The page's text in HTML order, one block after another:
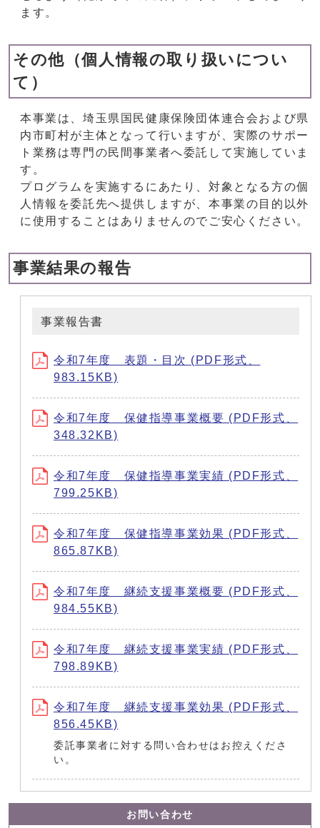
ます。
その他（個人情報の取り扱いについ
て）
本事業は、埼玉県国民健康保険団体連合会および県
内市町村が主体となって行いますが、実際のサポー
ト業務は専門の民間事業者へ委託して実施していま
す。
プログラムを実施するにあたり、対象となる方の個
人情報を委託先へ提供しますが、本事業の目的以外
に使用することはありませんのでご安心ください。
事業結果の報告
事業報告書
令和7年度 表題・目次 (PDF形式、
983.15KB)
令和7年度 保健指導事業概要 (PDF形式、
348.32KB)
令和7年度 保健指導事業実績 (PDF形式、
799.25KB)
令和7年度 保健指導事業効果 (PDF形式、
865.87KB)
令和7年度 継続支援事業概要 (PDF形式、
984.55KB)
令和7年度 継続支援事業実績 (PDF形式、
798.89KB)
令和7年度 継続支援事業効果 (PDF形式、
856.45KB)
委託事業者に対する問い合わせはお控えくださ
い。
お問い合わせ